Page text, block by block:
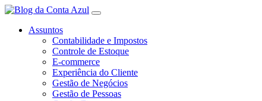
Assuntos
Contabilidade e Impostos
Controle de Estoque
E-commerce
Experiência do Cliente
Gestão de Negócios
Gestão de Pessoas